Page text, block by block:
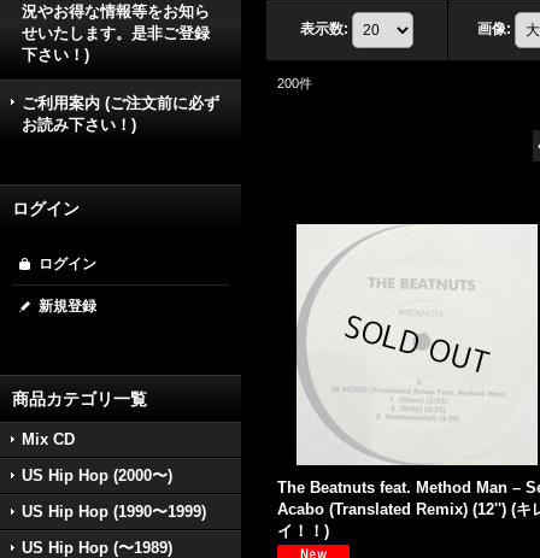
況やお得な情報等をお知ら
せいたします。是非ご登録
下さい！)
ご利用案内 (ご注文前に必ず
お読み下さい！)
ログイン
ログイン
新規登録
商品カテゴリ一覧
Mix CD
US Hip Hop (2000〜)
US Hip Hop (1990〜1999)
US Hip Hop (〜1989)
表示数: 画像:
200件
The Beatnuts feat. Method Man –
Acabo (Translated Remix) (12'') (キ
イ！！)